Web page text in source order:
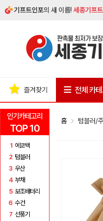
기프트인포의 새 이름!세종기프트
인기카테고리
TOP 10
1 에코백
2 텀블러
3 우산
4 부채
5 보조배터리
6 수건
7 선풍기
즐겨찾기 전체 카테
홈 텀블러/